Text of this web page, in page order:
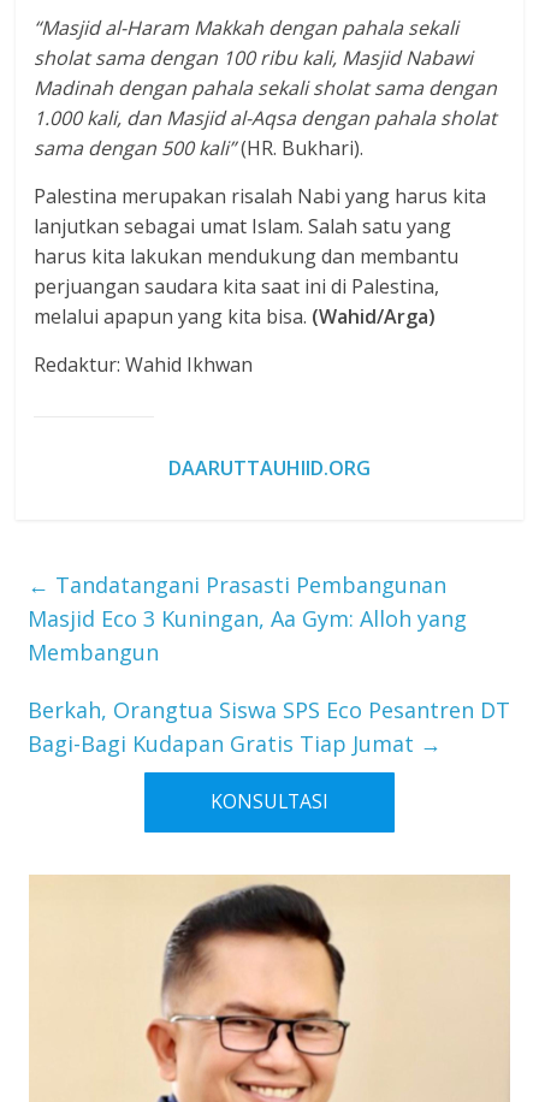
“Masjid al-Haram Makkah dengan pahala sekali
sholat sama dengan 100 ribu kali, Masjid Nabawi
Madinah dengan pahala sekali sholat sama dengan
1.000 kali, dan Masjid al-Aqsa dengan pahala sholat
sama dengan 500 kali”(HR. Bukhari).
Palestina merupakan risalah Nabi yang harus kita
lanjutkan sebagai umat Islam. Salah satu yang
harus kita lakukan mendukung dan membantu
perjuangan saudara kita saat ini di Palestina,
melalui apapun yang kita bisa. (Wahid/Arga)
Redaktur: Wahid Ikhwan
DAARUTTAUHIID.ORG
← Tandatangani Prasasti Pembangunan
Masjid Eco 3 Kuningan, Aa Gym: Alloh yang
Membangun
Berkah, Orangtua Siswa SPS Eco Pesantren DT
Bagi-Bagi Kudapan Gratis Tiap Jumat →
KONSULTASI